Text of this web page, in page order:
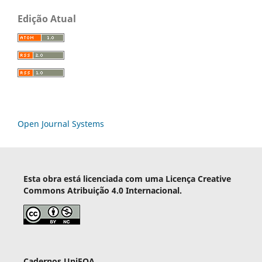
Edição Atual
Open Journal Systems
Esta obra está licenciada com uma Licença Creative
Commons Atribuição 4.0 Internacional.